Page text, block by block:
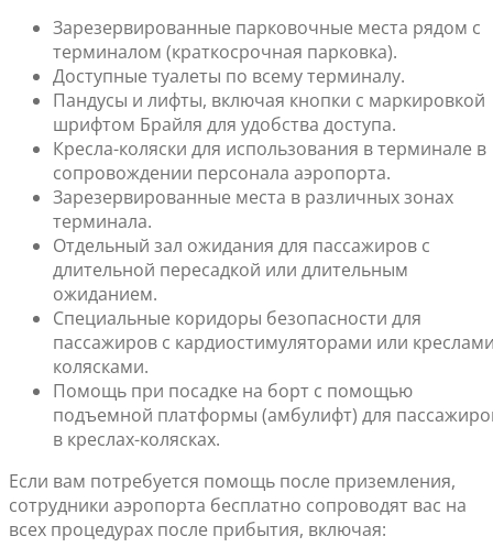
Зарезервированные парковочные места рядом с
терминалом (краткосрочная парковка).
Доступные туалеты по всему терминалу.
Пандусы и лифты, включая кнопки с маркировкой
шрифтом Брайля для удобства доступа.
Кресла-коляски для использования в терминале в
сопровождении персонала аэропорта.
Зарезервированные места в различных зонах
терминала.
Отдельный зал ожидания для пассажиров с
длительной пересадкой или длительным
ожиданием.
Специальные коридоры безопасности для
пассажиров с кардиостимуляторами или
колясками.
Помощь при посадке на борт с помощью
подъемной платформы (амбулифт) для
в креслах-колясках.
Если вам потребуется помощь после приземления,
сотрудники аэропорта бесплатно сопроводят вас на
всех процедурах после прибытия, включая: